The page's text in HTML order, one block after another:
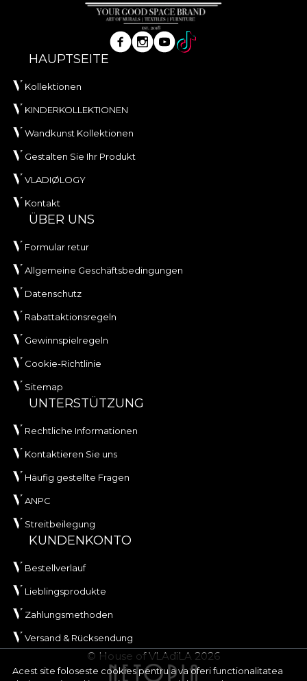
Acest site foloseste cookies pentru a va oferi functionalitatea
HAUPTSEITE
Kollektionen
KINDERKOLLEKTIONEN
Wandkunst Kollektionen
Gestalten Sie Ihr Produkt
VLADIØLOGY
Kontakt
ÜBER UNS
Formular retur
Allgemeine Geschäftsbedingungen
Datenschutz
Rabattaktionsregeln
Gewinnspielregeln
Cookie-Richtlinie
Sitemap
UNTERSTÜTZUNG
Rechtliche Informationen
Kontaktieren Sie uns
Häufig gestellte Fragen
ANPC
Streitbeilegung
KUNDENKONTO
Bestellverlauf
Lieblingsprodukte
Zahlungsmethoden
Versand & Rücksendung
© House of VLAdiLA 2026